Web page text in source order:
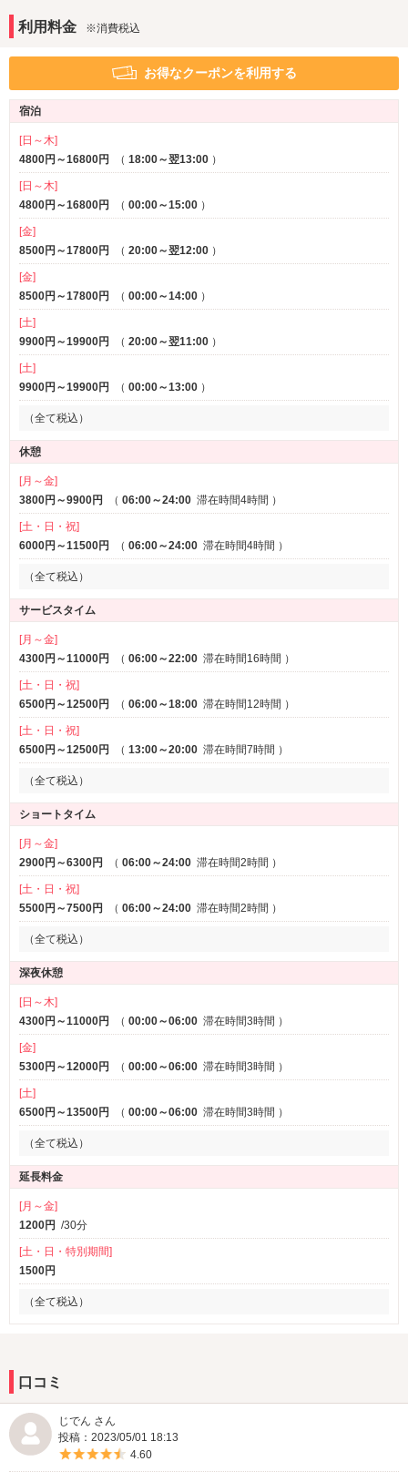
iPhone充電器
カールドライヤー ※一部
ヘアアイロン 電気マッサージ器
コスプレ
部屋タイプ
3名以上利用可
1名利用可
VIPルーム(特室)
サービス
ルームサービス EV充電
利用料金 ※消費税込
お得なクーポンを利用する
宿泊
[日～木]
4800円～16800円
（ 18:00～翌13:00 ）
[日～木]
4800円～16800円
（ 00:00～15:00 ）
[金]
8500円～17800円
（ 20:00～翌12:00 ）
[金]
8500円～17800円
（ 00:00～14:00 ）
[土]
9900円～19900円
（ 20:00～翌11:00 ）
[土]
9900円～19900円
（ 00:00～13:00 ）
（全て税込）
休憩
[月～金]
3800円～9900円
（ 06:00～24:00 滞在時間4時間 ）
[土・日・祝]
6000円～11500円
（ 06:00～24:00 滞在時間4時間 ）
（全て税込）
サービスタイム
[月～金]
4300円～11000円
（ 06:00～22:00 滞在時間16時間 ）
[土・日・祝]
6500円～12500円
（ 06:00～18:00 滞在時間12時間 ）
[土・日・祝]
6500円～12500円
（ 13:00～20:00 滞在時間7時間 ）
（全て税込）
ショートタイム
[月～金]
2900円～6300円
（ 06:00～24:00 滞在時間2時間 ）
[土・日・祝]
5500円～7500円
（ 06:00～24:00 滞在時間2時間 ）
（全て税込）
深夜休憩
[日～木]
4300円～11000円
（ 00:00～06:00 滞在時間3時間 ）
[金]
5300円～12000円
（ 00:00～06:00 滞在時間3時間 ）
[土]
6500円～13500円
（ 00:00～06:00 滞在時間3時間 ）
（全て税込）
延長料金
[月～金]
1200円 /30分
[土・日・特別期間]
1500円
（全て税込）
口コミ
じでん さん
投稿：2023/05/01 18:13
5つ星のうち4.5
4.60